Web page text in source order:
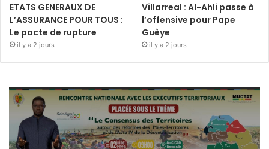
ETATS GENERAUX DE
L’ASSURANCE POUR TOUS :
Le pacte de rupture
il y a 2 jours
Villarreal : Al-Ahli passe à
l’offensive pour Pape
Guèye
il y a 2 jours